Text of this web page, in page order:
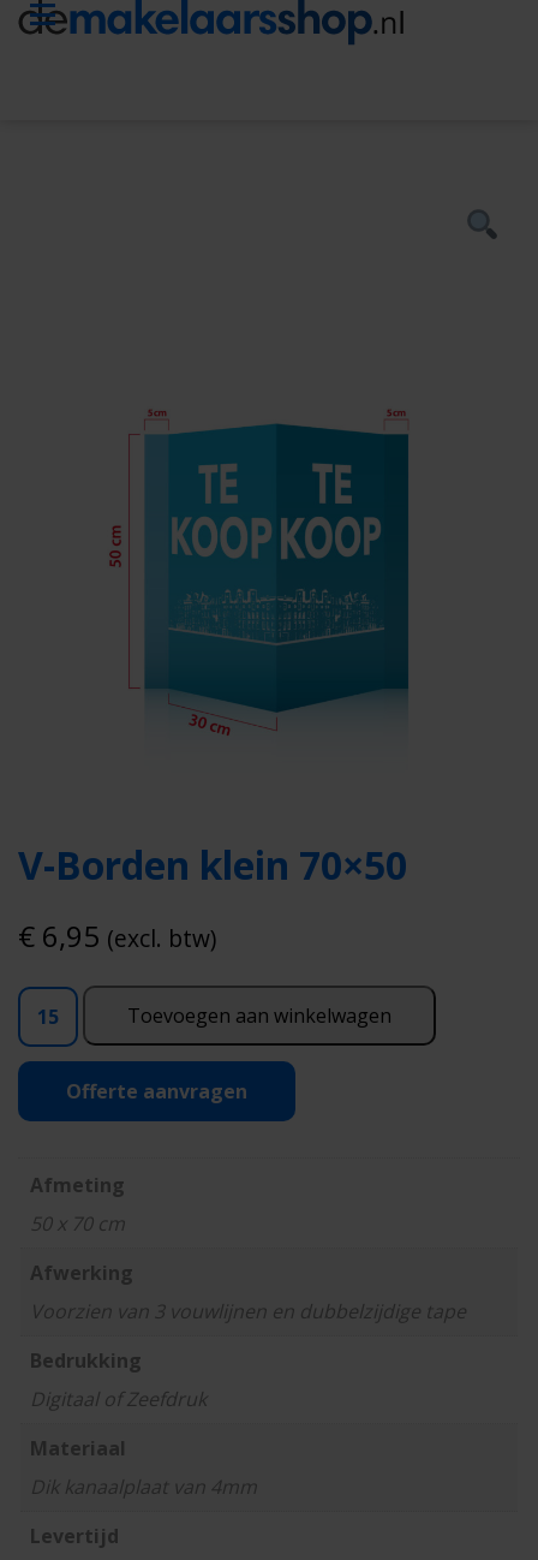
V-Borden klein 70×50
€ 6,95 (excl. btw)
V-
Borden
klein
70x50
Toevoegen aan winkelwagen
Offerte aanvragen
Afmeting
50 x 70 cm
Afwerking
Voorzien van 3 vouwlijnen en dubbelzijdige tape
Bedrukking
Digitaal of Zeefdruk
Materiaal
Dik kanaalplaat van 4mm
Levertijd